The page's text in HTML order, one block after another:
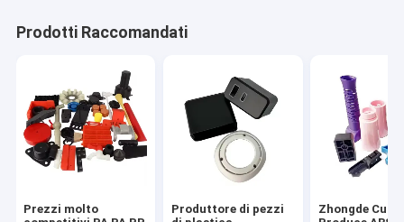
Prodotti Raccomandati
Prezzi molto
Produttore di pezzi
Zhongde